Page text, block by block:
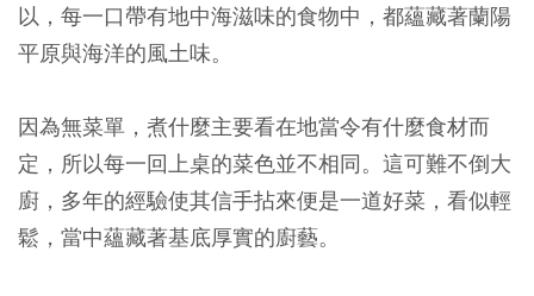
以，每一口帶有地中海滋味的食物中，都蘊藏著蘭陽
平原與海洋的風土味。
因為無菜單，煮什麼主要看在地當令有什麼食材而
定，所以每一回上桌的菜色並不相同。這可難不倒大
廚，多年的經驗使其信手拈來便是一道好菜，看似輕
鬆，當中蘊藏著基底厚實的廚藝。